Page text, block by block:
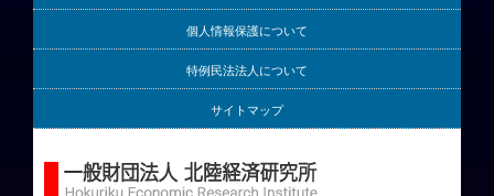
個人情報保護について
特例民法法人について
サイトマップ